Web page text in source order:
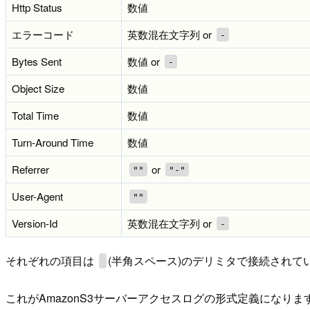
Http Status
数値
エラーコード
英数混在文字列 or -
Bytes Sent 数値 or -
Object Size
数値
Total Time
数値
Turn-Around Time
数値
Referrer
"" or "-"
User-Agent ""
Version-Id 英数混在文字列 or -
それぞれの項目は (半角スペース)のデリミタで接続されて
これがAmazonS3サーバーアクセスログの形式定義になりま